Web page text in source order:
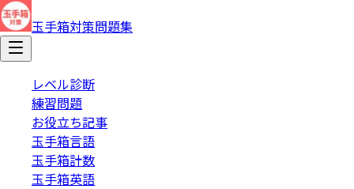
玉手箱対策問題集
レベル診断
練習問題
お役立ち記事
玉手箱言語
玉手箱計数
玉手箱英語